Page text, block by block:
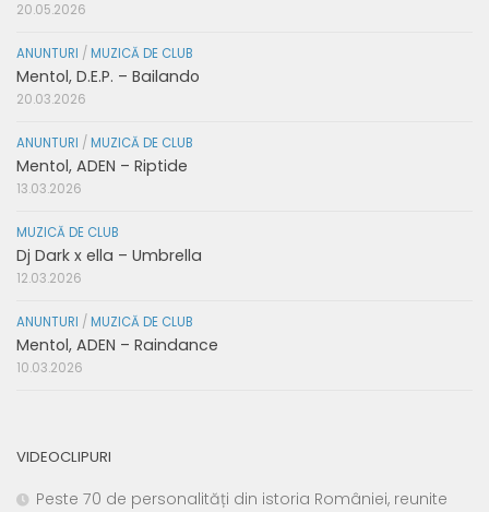
20.05.2026
ANUNTURI / MUZICĂ DE CLUB
Mentol, D.E.P. – Bailando
20.03.2026
ANUNTURI / MUZICĂ DE CLUB
Mentol, ADEN – Riptide
13.03.2026
MUZICĂ DE CLUB
Dj Dark x ella – Umbrella
12.03.2026
ANUNTURI / MUZICĂ DE CLUB
Mentol, ADEN – Raindance
10.03.2026
VIDEOCLIPURI
Peste 70 de personalități din istoria României, reunite